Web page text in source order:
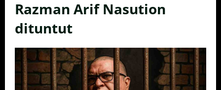
Razman Arif Nasution
dituntut